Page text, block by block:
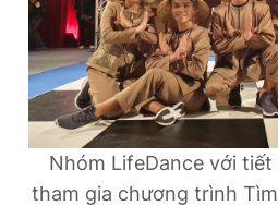
Nhóm LifeDance với tiết
tham gia chương trình